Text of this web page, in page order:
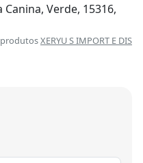
Verde, 15316,
XERYU S IMPORT E DIS